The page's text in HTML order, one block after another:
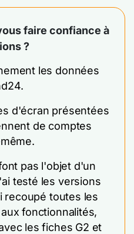
faire confiance à
?
les données
d'écran présentées
de comptes
pas l'objet d'un
testé les versions
recoupé toutes les
fonctionnalités,
les fiches G2 et